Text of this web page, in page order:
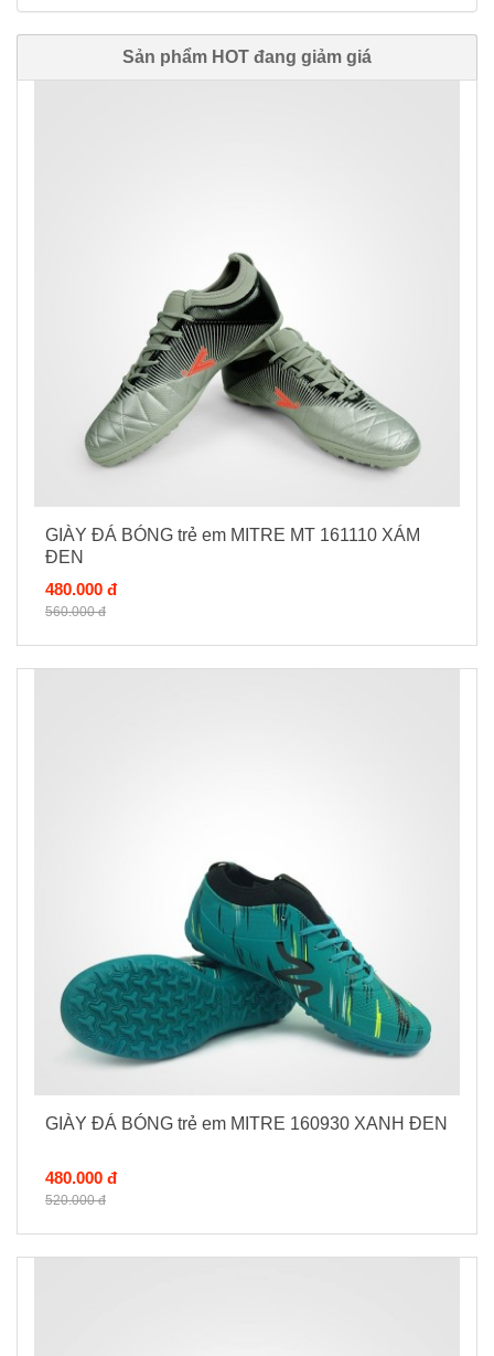
Sản phẩm HOT đang giảm giá
GIÀY ĐÁ BÓNG trẻ em MITRE MT 161110 XÁM
ĐEN
480.000 đ
560.000 đ
GIÀY ĐÁ BÓNG trẻ em MITRE 160930 XANH ĐEN
480.000 đ
520.000 đ